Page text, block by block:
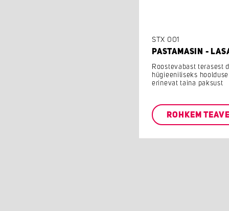
STX 001
PASTAMASIN -
Roostevabast terasest
hügieeniliseks
erinevat taina paksust
ROHKEM